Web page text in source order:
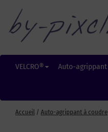
VELCRO® Auto-agrippant
Accueil / Auto-agrippant à coudre